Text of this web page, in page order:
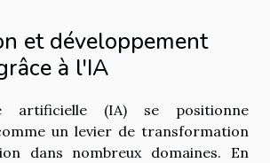
et développement
à l'IA
artificielle (IA) se positionne
un levier de transformation
dans nombreux domaines. En